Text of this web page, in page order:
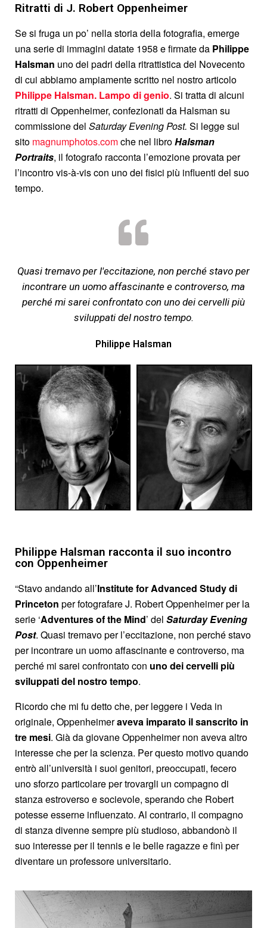
Ritratti di J. Robert Oppenheimer
Se si fruga un po’ nella storia della fotografia, emerge
una serie di immagini datate 1958 e firmate da Philippe
Halsman uno dei padri della ritrattistica del Novecento
di cui abbiamo ampiamente scritto nel nostro articolo
Philippe Halsman. Lampo di genio. Si tratta di alcuni
ritratti di Oppenheimer, confezionati da Halsman su
commissione del Saturday Evening Post. Si legge sul
sito magnumphotos.comche nel libroHalsman
Portraits, il fotografo racconta l’emozione provata per
l’incontro vis-à-vis con uno dei fisici più influenti del suo
tempo.
Quasi tremavo per l'eccitazione, non perché stavo per
incontrare un uomo affascinante e controverso, ma
perché mi sarei confrontato con uno dei cervelli più
sviluppati del nostro tempo.
Philippe Halsman
Philippe Halsman racconta il suo incontro
con Oppenheimer
“Stavo andando all’Institute for Advanced Study di
Princeton per fotografare J. Robert Oppenheimer per la
serie ‘Adventures of the Mind’ del Saturday Evening
Post. Quasi tremavo per l’eccitazione, non perché stavo
per incontrare un uomo affascinante e controverso, ma
perché mi sarei confrontato con uno dei cervelli più
sviluppati del nostro tempo.
Ricordo che mi fu detto che, per leggere i Veda in
originale, Oppenheimeraveva imparato il sanscrito in
tre mesi. Già da giovane Oppenheimer non aveva altro
interesse che per la scienza. Per questo motivo quando
entrò all’università i suoi genitori, preoccupati, fecero
uno sforzo particolare per trovargli un compagno di
stanza estroverso e socievole, sperando che Robert
potesse esserne influenzato. Al contrario, il compagno
di stanza divenne sempre più studioso, abbandonò il
suo interesse per il tennis e le belle ragazze e finì per
diventare un professore universitario.